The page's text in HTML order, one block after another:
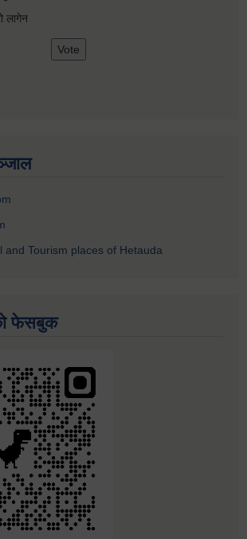
लागेन
and Tourism places of Hetauda
फेसबुक